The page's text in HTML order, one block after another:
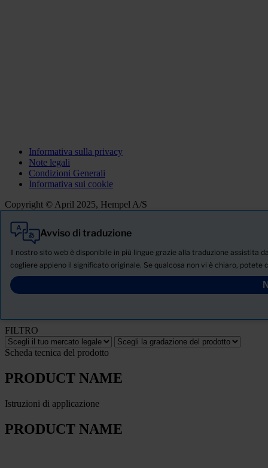
Informativa sulla privacy
Note legali
Condizioni Generali
Informativa sui cookie
Copyright © April 2025, Hempel A/S
Avviso di traduzione
Il nostro sito web è disponibile in più lingue grazie alla traduzione
cogliere appieno il significato originale. Se qualcosa non vi è chiaro, potete
Tutti
Prodotti
SCHEDA TECNICA DI SICUREZZA
FILTRO
Scheda tecnica del prodotto
PRODUCT NAME
Istruzioni di applicazione
PRODUCT NAME